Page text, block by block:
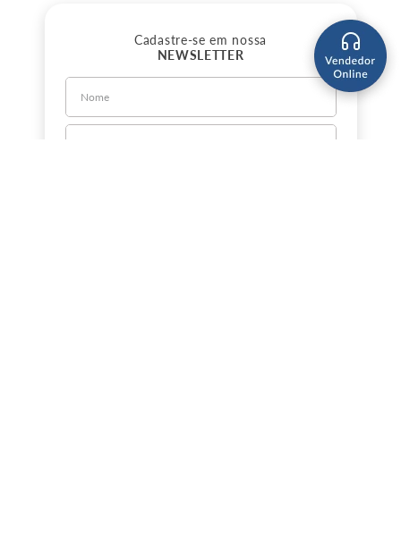
Cadastre-se em nossa
NEWSLETTER